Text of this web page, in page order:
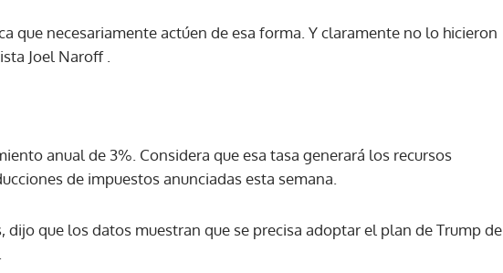
ACEPTAR
que necesariamente actúen de esa forma. Y claramente no lo hicieron
Joel Naroff .
anual de 3%. Considera que esa tasa generará los recursos
de impuestos anunciadas esta semana.
dijo que los datos muestran que se precisa adoptar el plan de Trump de